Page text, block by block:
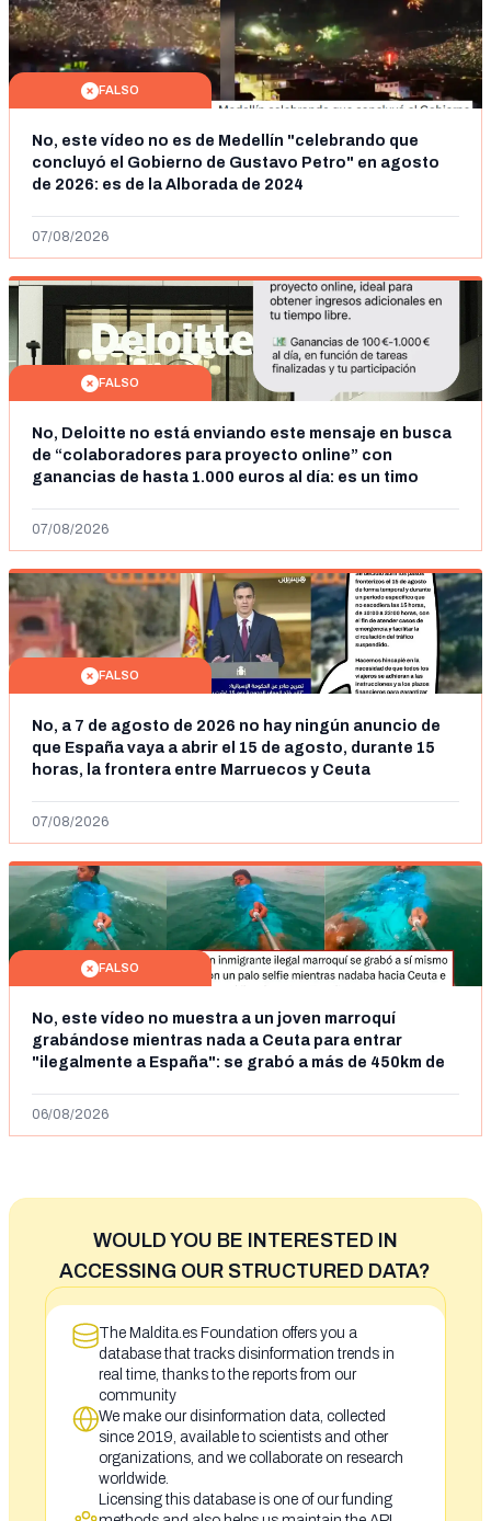
FALSO
No, este vídeo no es de Medellín "celebrando que
concluyó el Gobierno de Gustavo Petro" en agosto
de 2026: es de la Alborada de 2024
07/08/2026
FALSO
No, Deloitte no está enviando este mensaje en busca
de “colaboradores para proyecto online” con
ganancias de hasta 1.000 euros al día: es un timo
07/08/2026
FALSO
No, a 7 de agosto de 2026 no hay ningún anuncio de
que España vaya a abrir el 15 de agosto, durante 15
horas, la frontera entre Marruecos y Ceuta
07/08/2026
FALSO
No, este vídeo no muestra a un joven marroquí
grabándose mientras nada a Ceuta para entrar
"ilegalmente a España": se grabó a más de 450km de
06/08/2026
WOULD YOU BE INTERESTED IN
ACCESSING OUR STRUCTURED DATA?
The Maldita.es Foundation offers you a
database that tracks disinformation trends in
real time, thanks to the reports from our
community
We make our disinformation data, collected
since 2019, available to scientists and other
organizations, and we collaborate on research
worldwide.
Licensing this database is one of our funding